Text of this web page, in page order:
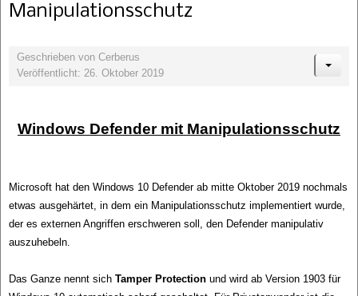
Manipulationsschutz
Geschrieben von Cerberus
Veröffentlicht: 26. Oktober 2019
Windows Defender mit Manipulationsschutz
Microsoft hat den Windows 10 Defender ab mitte Oktober 2019 nochmals
etwas ausgehärtet, in dem ein Manipulationsschutz implementiert wurde,
der es externen Angriffen erschweren soll, den Defender manipulativ
auszuhebeln.
Das Ganze nennt sich Tamper Protection und wird ab Version 1903 für